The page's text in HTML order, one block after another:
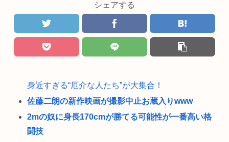
シェアする
身近すぎる“厄介な人たち”が大集合！
佐藤二朗の新作映画が撮影中止お蔵入りwww
2mの奴に身長170cmが勝てる可能性が一番高い格
闘技